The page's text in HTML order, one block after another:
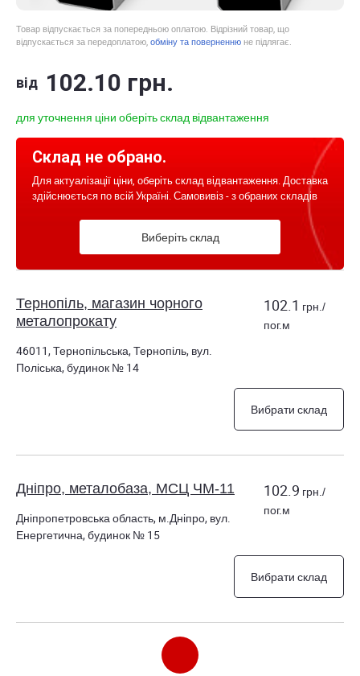
Товар відпускається за попередньою оплатою. Відрізний товар, що
відпускається за передоплатою, обміну та поверненню не підлягає.
від 102.10 грн.
для уточнення ціни оберіть склад відвантаження
Склад не обрано.
Для актуалізації ціни, оберіть склад відвантаження. Доставка
здійснюється по всій Україні. Самовивіз - з обраних складів
Виберіть склад
Тернопіль, магазин чорного
металопрокату
46011, Тернопільська, Тернопіль, вул.
Поліська, будинок № 14
102.1 грн./
пог.м
Вибрати склад
Дніпро, металобаза, МСЦ ЧМ-11
Дніпропетровська область, м.Дніпро, вул.
Енергетична, будинок № 15
102.9 грн./
пог.м
Вибрати склад
Дніпро, металобаза, МСЦ ЧМ-6